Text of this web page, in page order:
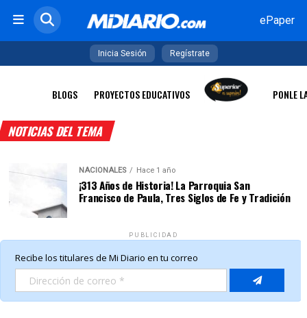
ePaper
Inicia Sesión Regístrate
BLOGS PROYECTOS EDUCATIVOS PONLE
NOTICIAS DEL TEMA
NACIONALES Hace 1 año
¡313 Años de Historia! La Parroquia San
Francisco de Paula, Tres Siglos de Fe y Tradición
PUBLICIDAD